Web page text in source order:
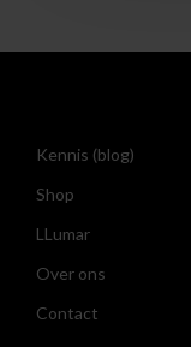
Kennis (blog)
Shop
LLumar
Over ons
Contact